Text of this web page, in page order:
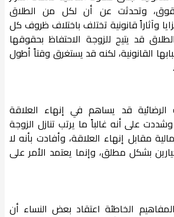
وتحدثت عن أن لكل من الطلاق
وآثاراً قانونية تختلف باختلاف ظروف كل
قد يتيح للزوجة الاحتفاظ بحقوقها
القانونية، لكنه قد يستغرق وقتاً أطول
قد يساهم في إنهاء العلاقة
على أنه غالباً ما يرتب تنازل الزوجة
مقابل إنهاء العلاقة، وأفادت بأنه لا
بشكل مطلق، وإنما يعتمد الأمر على
الخاطئة اعتقاد بعض النساء أن